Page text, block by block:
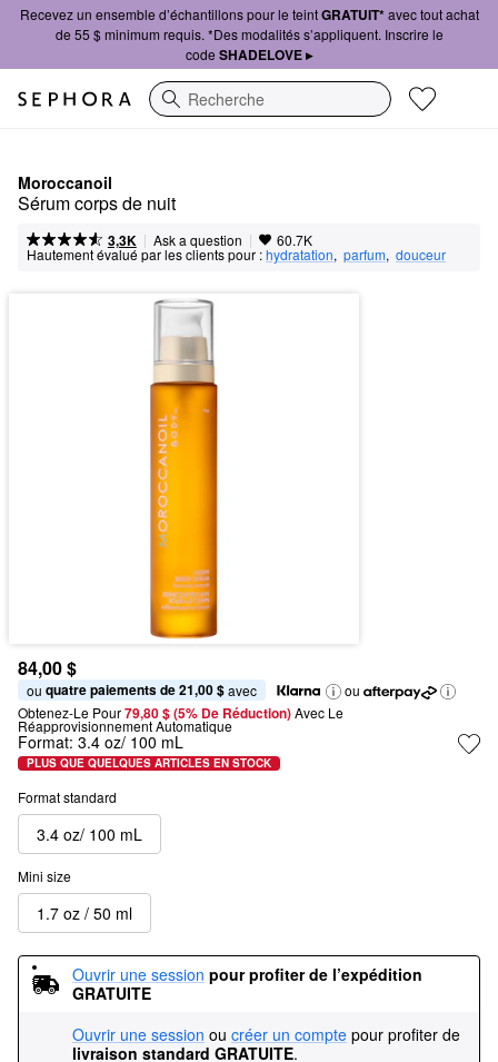
Recevez un ensemble d’échantillons pour le teintGRATUIT*avec tout achat
de 55 $ minimum requis. *Des modalités s’appliquent. Inscrire le
code SHADELOVE ▸
Recherche
Moroccanoil
Sérum corps de nuit
3,3K | Ask a question | 60.7K
Hautement évalué par les clients pour :hydratation, parfum, douceur
84,00 $
ou quatre paiements de 21,00 $ avec
ou
Obtenez-Le Pour79,80 $ (5% De Réduction) Avec Le
Réapprovisionnement Automatique
Format: 3.4 oz/ 100 mL
PLUS QUE QUELQUES ARTICLES EN STOCK
Format standard
3.4 oz/ 100 mL
Mini size
1.7 oz / 50 ml
Ouvrir une session pour profiter de l’expédition
GRATUITE
Ouvrir une session ou créer un compte pour profiter de
livraison standard GRATUITE.